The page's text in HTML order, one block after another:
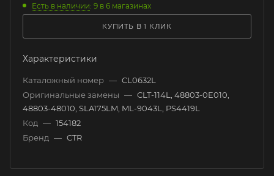
Есть в наличии: 9 в 6 магазинах
КУПИТЬ В 1 КЛИК
Характеристики
Каталожный номер — CL0632L
Оригинальные замены — CLT-114L, 48803-0E010,
48803-48010, SLA175LM, ML-9043L, PS4419L
Код — 154182
Бренд — CTR